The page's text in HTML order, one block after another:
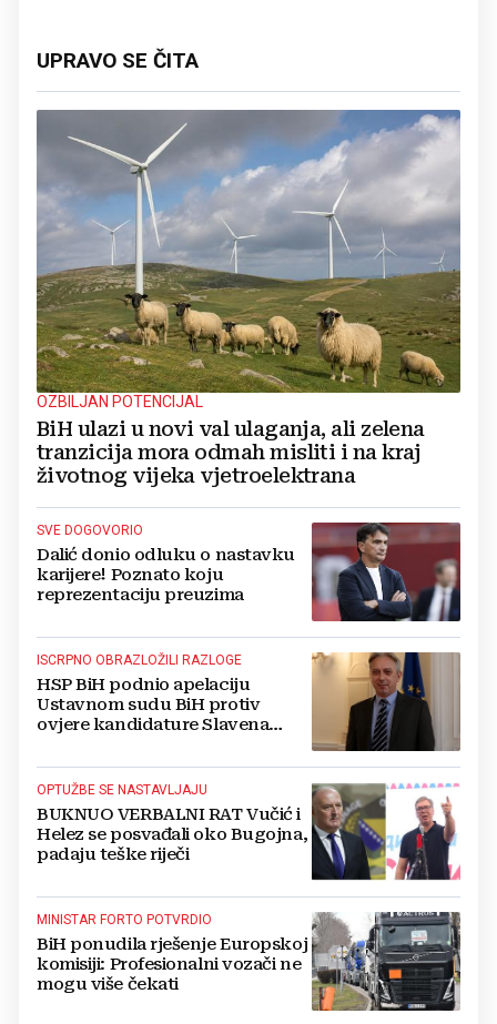
UPRAVO SE ČITA
OZBILJAN POTENCIJAL
BiH ulazi u novi val ulaganja, ali zelena
tranzicija mora odmah misliti i na kraj
životnog vijeka vjetroelektrana
SVE DOGOVORIO
Dalić donio odluku o nastavku
karijere! Poznato koju
reprezentaciju preuzima
ISCRPNO OBRAZLOŽILI RAZLOGE
HSP BiH podnio apelaciju
Ustavnom sudu BiH protiv
ovjere kandidature Slavena
OPTUŽBE SE NASTAVLJAJU
BUKNUO VERBALNI RAT Vučić i
Helez se posvađali oko Bugojna,
padaju teške riječi
MINISTAR FORTO POTVRDIO
BiH ponudila rješenje Europskoj
komisiji: Profesionalni vozači ne
mogu više čekati